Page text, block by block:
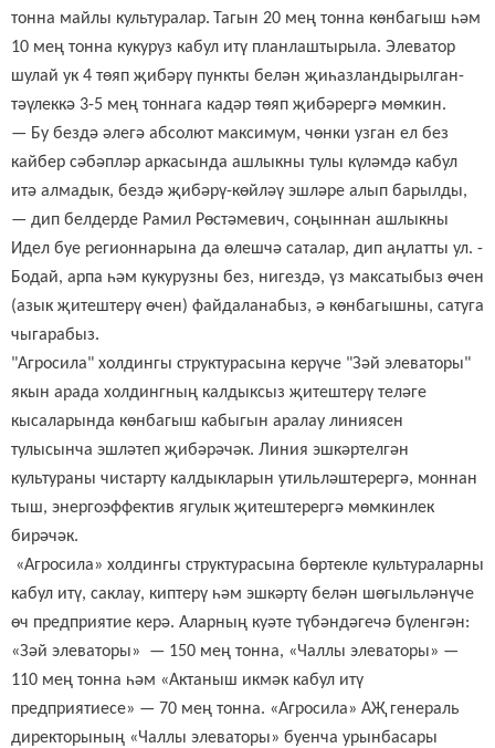
тонна майлы культуралар.
Тагын 20 мең тонна көнбагыш һәм
10 мең тонна кукуруз кабул итү планлаштырыла. Элеватор
шулай ук 4 төяп җибәрү пункты белән җиһазландырылган-
тәүлеккә 3-5 мең тоннага кадәр төяп җибәрергә мөмкин.
— Бу бездә әлегә абсолют максимум, чөнки узган ел без
кайбер сәбәпләр аркасында ашлыкны тулы күләмдә кабул
итә алмадык, бездә җибәрү-көйләү эшләре алып барылды,
— дип белдерде Рамил Рөстәмевич, соңыннан ашлыкны
Идел буе регионнарына да өлешчә саталар, дип аңлатты ул. -
Бодай, арпа һәм кукурузны без, нигездә, үз максатыбыз өчен
(азык җитештерү өчен) файдаланабыз, ә көнбагышны, сатуга
чыгарабыз.
"Агросила" холдингы структурасына керүче "Зәй элеваторы"
якын арада холдингның калдыксыз җитештерү теләге
кысаларында көнбагыш кабыгын аралау линиясен
тулысынча эшләтеп җибәрәчәк. Линия эшкәртелгән
культураны чистарту калдыкларын утильләштерергә, моннан
тыш, энергоэффектив ягулык җитештерергә мөмкинлек
бирәчәк.
«Агросила» холдингы структурасына бөртекле культураларны
кабул итү, саклау, киптерү һәм эшкәртү белән шөгыльләнүче
өч предприятие керә. Аларның куәте түбәндәгечә бүленгән:
«Зәй элеваторы» — 150 мең тонна, «Чаллы элеваторы» —
110 мең тонна һәм «Актаныш икмәк кабул итү
предприятиесе» — 70 мең тонна. «Агросила» АҖ генераль
директорының «Чаллы элеваторы» буенча урынбасары